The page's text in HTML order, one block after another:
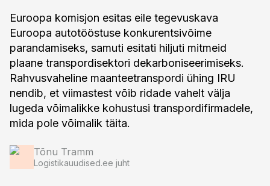
Euroopa komisjon esitas eile tegevuskava
Euroopa autotööstuse konkurentsivõime
parandamiseks, samuti esitati hiljuti mitmeid
plaane transpordisektori dekarboniseerimiseks.
Rahvusvaheline maanteetranspordi ühing IRU
nendib, et viimastest võib ridade vahelt välja
lugeda võimalikke kohustusi transpordifirmadele,
mida pole võimalik täita.
Tõnu Tramm
Logistikauudised.ee juht